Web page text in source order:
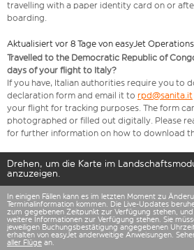
travelling with a paper identity card on or
boarding.
Aktualisiert vor 8 Tage von easyJet
Travelled to the Democratic Republic of
days of your flight to Italy?
If you have, Italian authorities require you to
declaration form and email it to rpd@sanita.it
your flight for tracking purposes. The form
photographed or filled out digitally. Please
for further information on how to download
Drehen, um die Karte im
anzuzeigen.
In einigen Fällen kann es im letzten Moment zu
Terminalinformation kommen. Die Live-Updates
zum gegebenen Zeitpunkt zur Verfügung stehen,
weitere Informationen zur Verfügung stehen. Sie
jeweiligen Buchungsbestätigung angegebenen
erhalten von easyJet anderweitige Anweisungen.
aller Flüge an.